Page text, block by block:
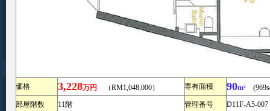
価格 3,228万円 （RM1,048,000） 専有面積 90m²
部屋階数
11階 管理番号 D11F-A5-007